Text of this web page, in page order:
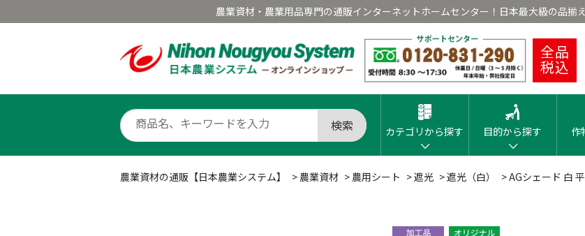
農業資材・農業用品専門の通販インターネットホームセンター！日本最大級の品揃
全品
税込
検索 カテゴリから探す 目的から探す 作
農業資材の通販【日本農業システム】 > 農業資材 > 農用シート >遮光 >遮光（白） >AGシェード 白